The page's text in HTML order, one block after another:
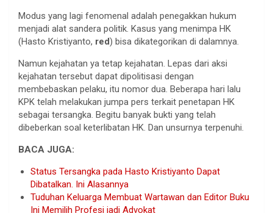
Modus yang lagi fenomenal adalah penegakkan hukum
menjadi alat sandera politik. Kasus yang menimpa HK
(Hasto Kristiyanto, red) bisa dikategorikan di dalamnya.
Namun kejahatan ya tetap kejahatan. Lepas dari aksi
kejahatan tersebut dapat dipolitisasi dengan
membebaskan pelaku, itu nomor dua. Beberapa hari lalu
KPK telah melakukan jumpa pers terkait penetapan HK
sebagai tersangka. Begitu banyak bukti yang telah
dibeberkan soal keterlibatan HK. Dan unsurnya terpenuhi.
BACA JUGA:
Status Tersangka pada Hasto Kristiyanto Dapat
Dibatalkan. Ini Alasannya
Tuduhan Keluarga Membuat Wartawan dan Editor Buku
Ini Memilih Profesi jadi Advokat